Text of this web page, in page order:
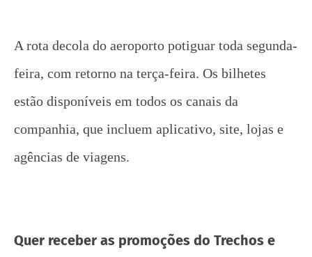
A rota decola do aeroporto potiguar toda segunda-
feira, com retorno na terça-feira. Os bilhetes
estão disponíveis em todos os canais da
companhia, que incluem aplicativo, site, lojas e
agências de viagens.
Quer receber as promoções do Trechos e